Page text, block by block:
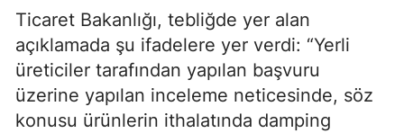
Ticaret Bakanlığı, tebliğde yer alan
açıklamada şu ifadelere yer verdi: “Yerli
üreticiler tarafından yapılan başvuru
üzerine yapılan inceleme neticesinde, söz
konusu ürünlerin ithalatında damping